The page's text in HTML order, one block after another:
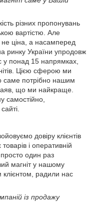
різних пропонувань
вартістю. Але
ціна, а насамперед
ринку України упродовж
у понад 15 напрямках,
Цією сферою ми
саме потрібно нашим
що ми найкраще.
самостійно,
довіру клієнтів
і оперативній
один раз
магніт у нашому
клієнтом, радили нас
із продажу